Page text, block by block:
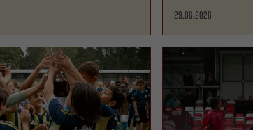
29.06.2026